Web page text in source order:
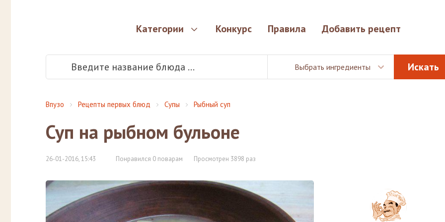
Категории Конкурс Правила Добавить рецепт
Выбрать ингредиенты
Впузо Рецепты первых блюд Супы Рыбный суп
Суп на рыбном бульоне
26-01-2016, 15:43 Понравился 0 поварам Просмотрен 3898 раз